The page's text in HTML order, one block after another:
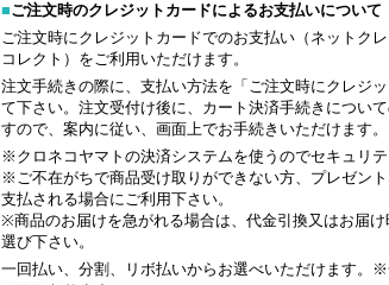
■ご注文時のクレジットカードによるお支払いについて
ご注文時にクレジットカードでのお支払い（ネットク
コレクト）をご利用いただけます。
注文手続きの際に、支払い方法を「ご注文時にクレジ
て下さい。注文受付け後に、カート決済手続きについ
すので、案内に従い、画面上でお手続きいただけます。
※クロネコヤマトの決済システムを使うのでセキュリテ
※ご不在がちで商品受け取りができない方、プレゼン
支払される場合にご利用下さい。
※商品のお届けを急がれる場合は、代金引換又はお届
選び下さい。
一回払い、分割、リボ払いからお選べいただけます。